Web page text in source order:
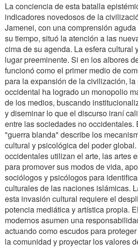
La conciencia de esta batalla
indicadores novedosos de la
Jamenei, con una comprensión
su tiempo, situó la atención a las
cima de su agenda. La esfera cultural
lugar preeminente. Si en los albores
funcionó como el primer medio de
para la expansión de la civilización, la
occidental ha logrado un monopolio
de los medios, buscando
y diseminar lo que el discurso iraní
entre las sociedades no occidentales.
"guerra blanda" describe los
cultural y psicológica del poder
occidentales utilizan el arte, las artes
para promover sus modos de vida,
sociólogos y psicólogos para
culturales de las naciones islámicas.
esta invasión cultural requiere el
potencia mediática y artística propia.
modernos asumen una
actuando como escudos para
la comunidad y proyectar los valores